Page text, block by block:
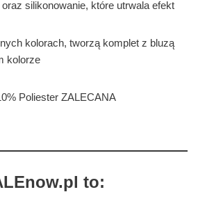
silikonowanie, które utrwala efekt
kolorach, tworzą komplet z bluzą
kolorze
Poliester ZALECANA
to: